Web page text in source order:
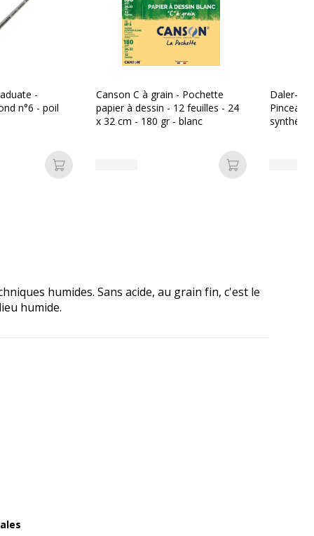
-
n°6 - poil
Ajouter au panier
Canson C à grain - Pochette
papier à dessin - 12 feuilles - 24
x 32 cm - 180 gr - blanc
Ajouter au
Daler-
Pinceau
humides. Sans acide, au grain fin, c'est le
humide.